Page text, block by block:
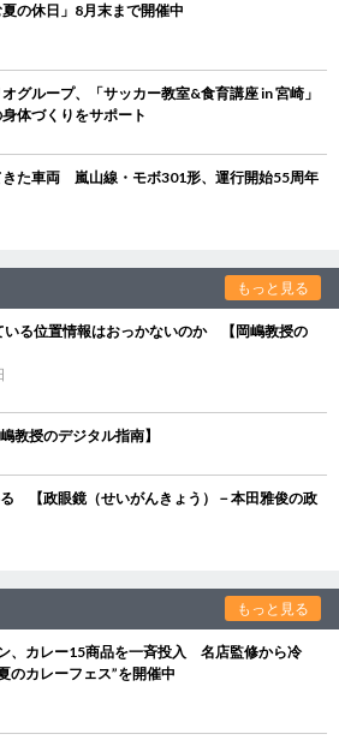
の休日」8月末まで開催中
グループ、「サッカー教室&食育講座 in 宮崎」
体づくりをサポート
きた車両 嵐山線・モボ301形、運行開始55周年
もっと見る
いる位置情報はおっかないのか 【岡嶋教授の
授のデジタル指南】
【政眼鏡（せいがんきょう）－本田雅俊の政
もっと見る
、カレー15商品を一斉投入 名店監修から冷
のカレーフェス”を開催中